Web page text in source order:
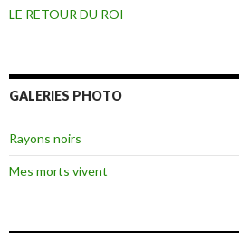
LE RETOUR DU ROI
GALERIES PHOTO
Rayons noirs
Mes morts vivent